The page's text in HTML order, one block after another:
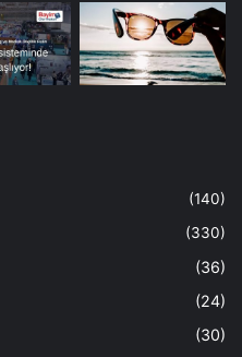
(140)
(330)
(36)
(24)
(30)